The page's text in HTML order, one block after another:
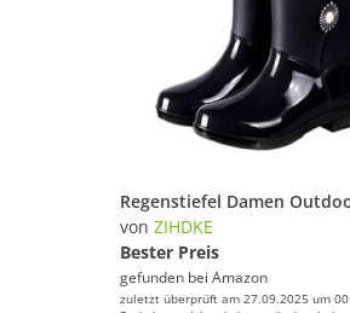
von ZIHDKE
Bester Preis
gefunden bei Amazon
zuletzt überprüft am 27.09.2025 um